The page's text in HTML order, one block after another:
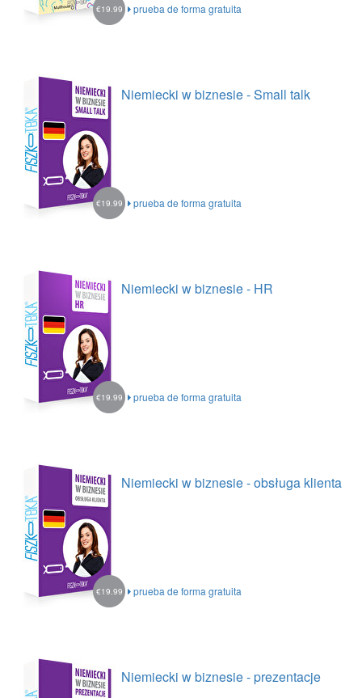
prueba de forma gratuita
€19.99
Niemiecki w biznesie - Small talk
prueba de forma gratuita
€19.99
Niemiecki w biznesie - HR
prueba de forma gratuita
€19.99
Niemiecki w biznesie - obsługa klienta
prueba de forma gratuita
€19.99
Niemiecki w biznesie - prezentacje